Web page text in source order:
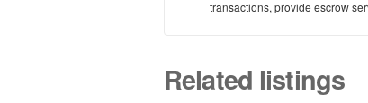
transactions, provide escrow
Related listings